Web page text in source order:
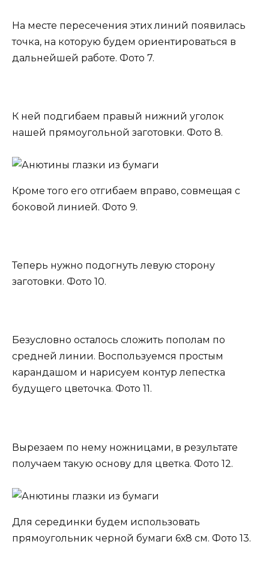
На месте пересечения этих линий появилась
точка, на которую будем ориентироваться в
дальнейшей работе. Фото 7.
К ней подгибаем правый нижний уголок
нашей прямоугольной заготовки. Фото 8.
Кроме того его отгибаем вправо, совмещая с
боковой линией. Фото 9.
Теперь нужно подогнуть левую сторону
заготовки. Фото 10.
Безусловно осталось сложить пополам по
средней линии. Воспользуемся простым
карандашом и нарисуем контур лепестка
будущего цветочка. Фото 11.
Вырезаем по нему ножницами, в результате
получаем такую основу для цветка. Фото 12.
Для серединки будем использовать
прямоугольник черной бумаги 6х8 см. Фото 13.